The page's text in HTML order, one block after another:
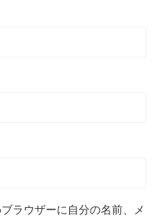
ラウザーに自分の名前、メ